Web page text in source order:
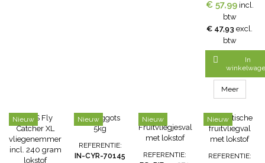
paraffine olie 5
liter verspreidt
zich op het
wateroppervlak
barrière te
creëren tegen
muggenlarven
in stilstaand
water. Deze
ondoordringbare
laag op het
wateroppervlak
voorkomt dat
€ 57,99 incl.
btw
€ 47,93 excl.
btw

In
Meer
Nieuw Nieuw
REFERENTIE:
IN-CYR-70145
Nieuw
REFERENTIE:
Nieuw
REFERENTIE: